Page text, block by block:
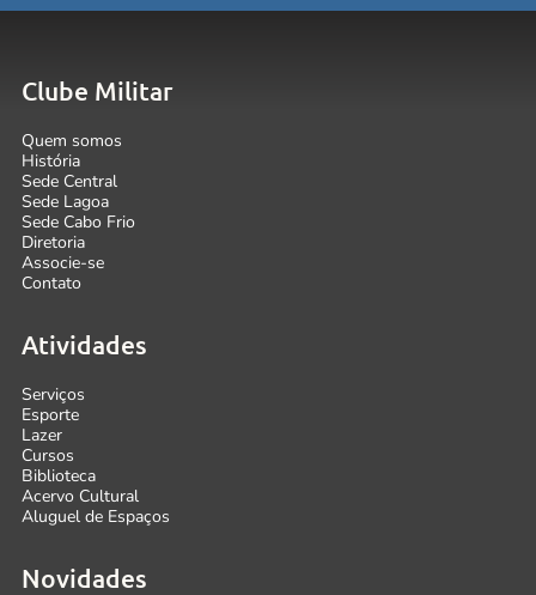
Clube Militar
Quem somos
História
Sede Central
Sede Lagoa
Sede Cabo Frio
Diretoria
Associe-se
Contato
Atividades
Serviços
Esporte
Lazer
Cursos
Biblioteca
Acervo Cultural
Aluguel de Espaços
Novidades